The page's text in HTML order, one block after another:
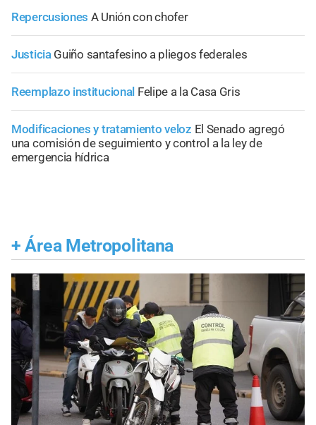
Repercusiones A Unión con chofer
Justicia Guiño santafesino a pliegos federales
Reemplazo institucional Felipe a la Casa Gris
Modificaciones y tratamiento veloz El Senado agregó
una comisión de seguimiento y control a la ley de
emergencia hídrica
+ Área Metropolitana